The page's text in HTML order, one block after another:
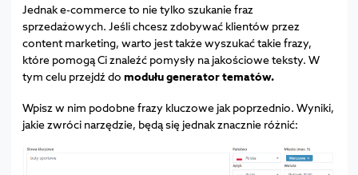
Jednak e-commerce to nie tylko szukanie fraz
sprzedażowych. Jeśli chcesz zdobywać klientów przez
content marketing, warto jest także wyszukać takie frazy,
które pomogą Ci znaleźć pomysły na jakościowe teksty. W
tym celu przejdź do modułu generator tematów.
Wpisz w nim podobne frazy kluczowe jak poprzednio. Wyniki,
jakie zwróci narzędzie, będą się jednak znacznie różnić: